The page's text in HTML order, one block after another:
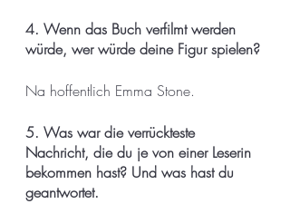
4. Wenn das Buch verfilmt werden
würde, wer würde deine Figur spielen?
Na hoffentlich Emma Stone.
5. Was war die verrückteste
Nachricht, die du je von einer Leserin
bekommen hast? Und was hast du
geantwortet.